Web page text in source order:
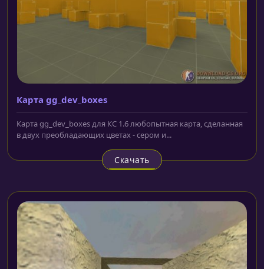
Карта gg_dev_boxes
Карта gg_dev_boxes для КС 1.6 любопытная карта, сделанная
в двух преобладающих цветах - сером и...
Скачать